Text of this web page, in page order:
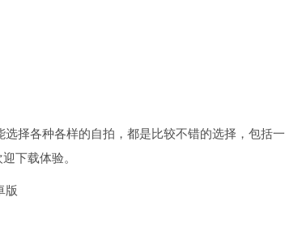
择各种各样的自拍，都是比较不错的选择，包括一
下载体验。